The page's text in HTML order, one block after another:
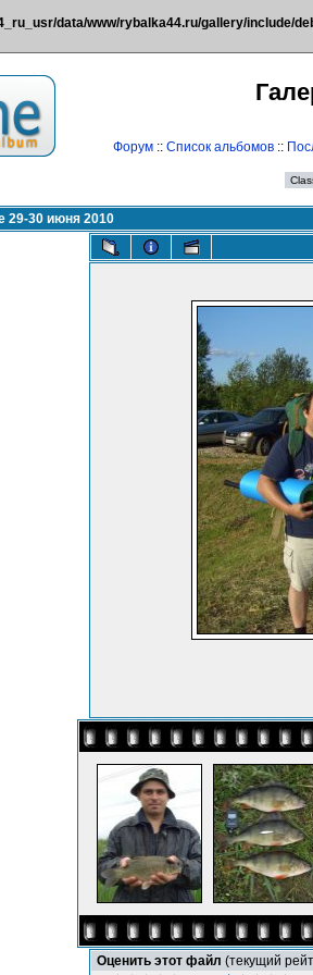
data/www/rybalka44.ru/gallery/include/
Форум:: Список альбомов::
29-30 июня 2010
Оценить этот файл (текущий